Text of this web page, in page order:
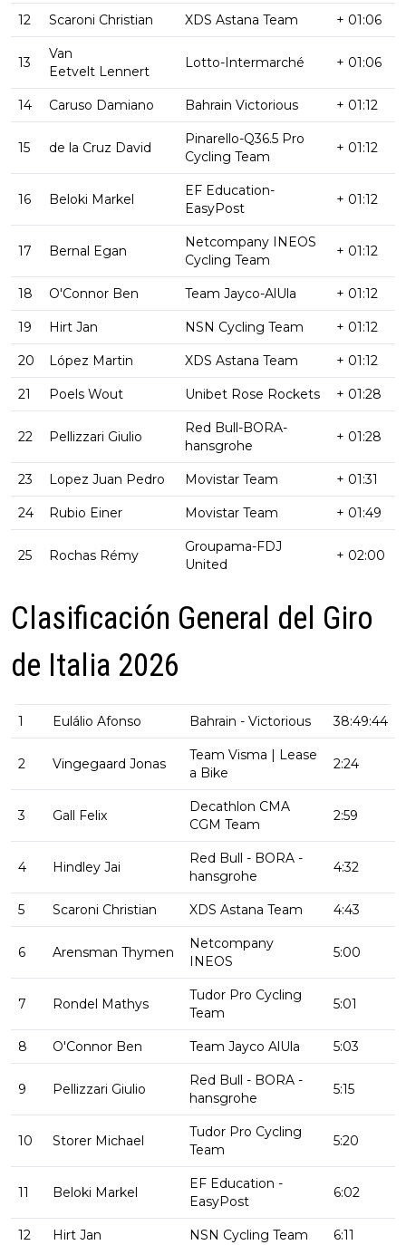
12 Scaroni Christian XDS Astana Team + 01:06
13
Van
Eetvelt Lennert
Lotto-Intermarché + 01:06
14 Caruso Damiano Bahrain Victorious + 01:12
15 de la Cruz David
Pinarello-Q36.5 Pro
Cycling Team
+ 01:12
16 Beloki Markel
EF Education-
EasyPost
+ 01:12
17 Bernal Egan
Netcompany INEOS
Cycling Team
+ 01:12
18 O'Connor Ben Team Jayco-AlUla + 01:12
19 Hirt Jan NSN Cycling Team + 01:12
20 López Martin XDS Astana Team + 01:12
21 Poels Wout Unibet Rose Rockets + 01:28
22 Pellizzari Giulio
Red Bull-BORA-
hansgrohe
+ 01:28
23 Lopez Juan Pedro Movistar Team + 01:31
24 Rubio Einer Movistar Team + 01:49
25 Rochas Rémy
Groupama-FDJ
United
+ 02:00
Clasificación General del Giro
de Italia 2026
1 Eulálio Afonso Bahrain - Victorious 38:49:44
2 Vingegaard Jonas
Team Visma | Lease
a Bike
2:24
3 Gall Felix
Decathlon CMA
CGM Team
2:59
4 Hindley Jai
Red Bull - BORA -
hansgrohe
4:32
5 Scaroni Christian XDS Astana Team 4:43
6 Arensman Thymen
Netcompany
INEOS
5:00
7 Rondel Mathys
Tudor Pro Cycling
Team
5:01
8 O'Connor Ben Team Jayco AlUla 5:03
9 Pellizzari Giulio
Red Bull - BORA -
hansgrohe
5:15
10 Storer Michael
Tudor Pro Cycling
Team
5:20
11 Beloki Markel
EF Education -
EasyPost
6:02
12 Hirt Jan NSN Cycling Team 6:11